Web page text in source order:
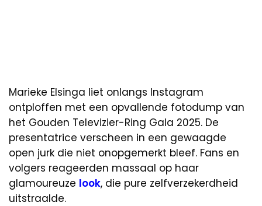
Marieke Elsinga liet onlangs Instagram
ontploffen met een opvallende fotodump van
het Gouden Televizier-Ring Gala 2025. De
presentatrice verscheen in een gewaagde
open jurk die niet onopgemerkt bleef. Fans en
volgers reageerden massaal op haar
glamoureuze look, die pure zelfverzekerdheid
uitstraalde.